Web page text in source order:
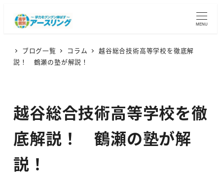
MENU
ブログ一覧 コラム
越谷総合技術高等学校を徹底解
説！ 鶴瀬の塾が解説！
越谷総合技術高等学校を徹
底解説！ 鶴瀬の塾が解
説！